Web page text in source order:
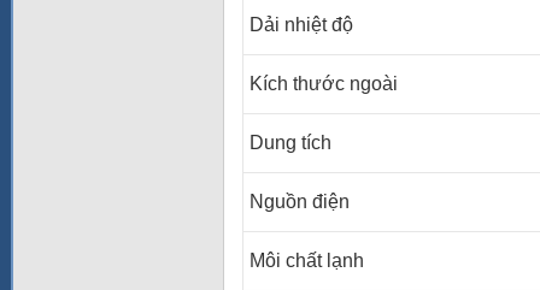
Dải nhiệt độ
Kích thước ngoài
Dung tích
Nguồn điện
Môi chất lạnh